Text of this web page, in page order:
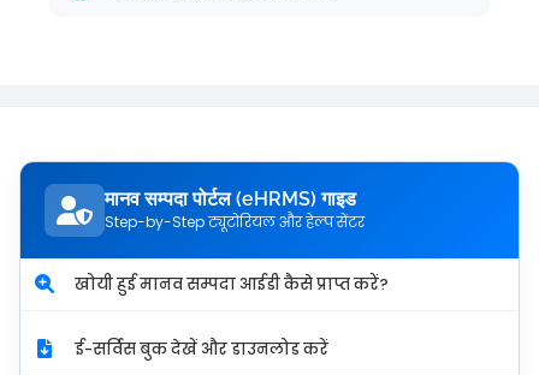
मानव सम्पदा पोर्टल (eHRMS) गाइड
Step-by-Step ट्यूटोरियल और हेल्प सेंटर
खोयी हुई मानव सम्पदा आईडी कैसे प्राप्त करें?
ई-सर्विस बुक देखें और डाउनलोड करें